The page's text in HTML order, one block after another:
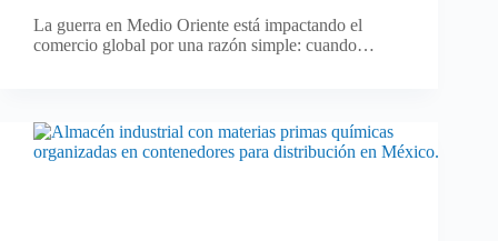
La guerra en Medio Oriente está impactando el
comercio global por una razón simple: cuando…